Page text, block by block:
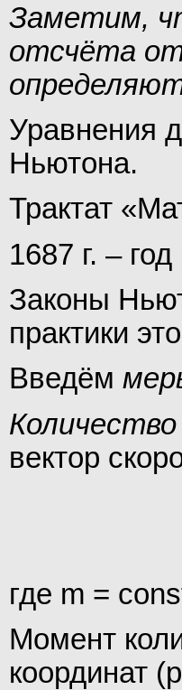
Заметим,
отсчёта
Уравнения
Ньютона.
Трактат
1687 г. –
Законы
практики
Введём
вектор
где m =
Момент
координат